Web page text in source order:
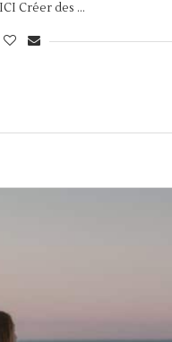
Créer des …